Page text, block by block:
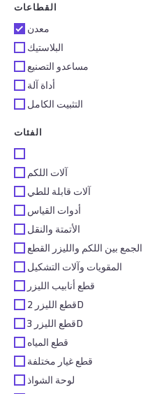
القطاعات
معدن
البلاستيك
مساعدو التصنيع
أداة آلة
التثبيت الكامل
الفئات
آلات اللكم
آلات قابلة للطي
أدوات القياس
الأتمتة والنقل
الجمع بين اللكم والليزر القطع
المقويات وآلات التشكيل
قطع أنابيب الليزر
قطع الليزر 2D
قطع الليزر 3D
قطع المياه
قطع غيار مختلفة
لوحة الشواذ